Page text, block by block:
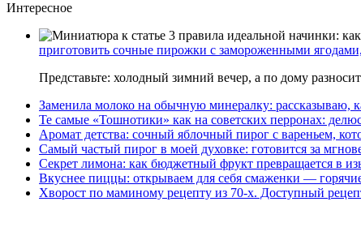
Интересное
приготовить сочные пирожки с замороженными
Представьте: холодный зимний вечер, а по дому
Заменила молоко на обычную минералку: рассказываю,
Те самые «Тошнотики» как на советских перронах:
Аромат детства: сочный яблочный пирог с вареньем,
Самый частый пирог в моей духовке: готовится за
Секрет лимона: как бюджетный фрукт превращается в
Вкуснее пиццы: открываем для себя смаженки —
Хворост по маминому рецепту из 70-х. Доступный